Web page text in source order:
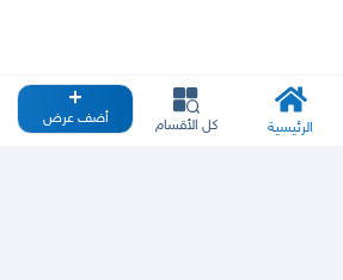
الرئيسية كل الأقسام أضف عرض